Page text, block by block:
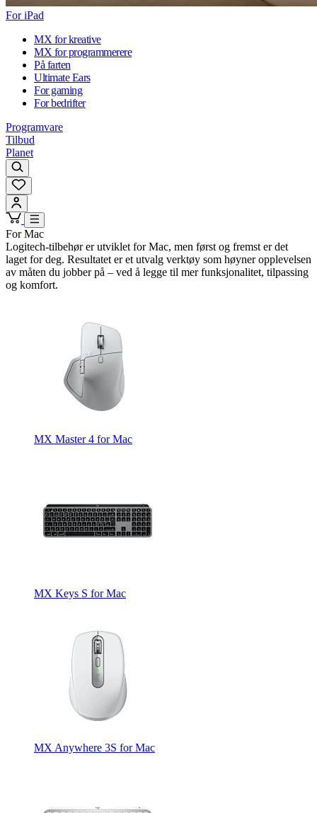
For iPad
MX for kreative
MX for programmerere
På farten
Ultimate Ears
For gaming
For bedrifter
Programvare
Tilbud
Planet
For Mac
Logitech-tilbehør er utviklet for Mac, men først og fremst er det
laget for deg. Resultatet er et utvalg verktøy som høyner opplevelsen
av måten du jobber på – ved å legge til mer funksjonalitet, tilpassing
og komfort.
MX Master 4 for Mac
MX Keys S for Mac
MX Anywhere 3S for Mac